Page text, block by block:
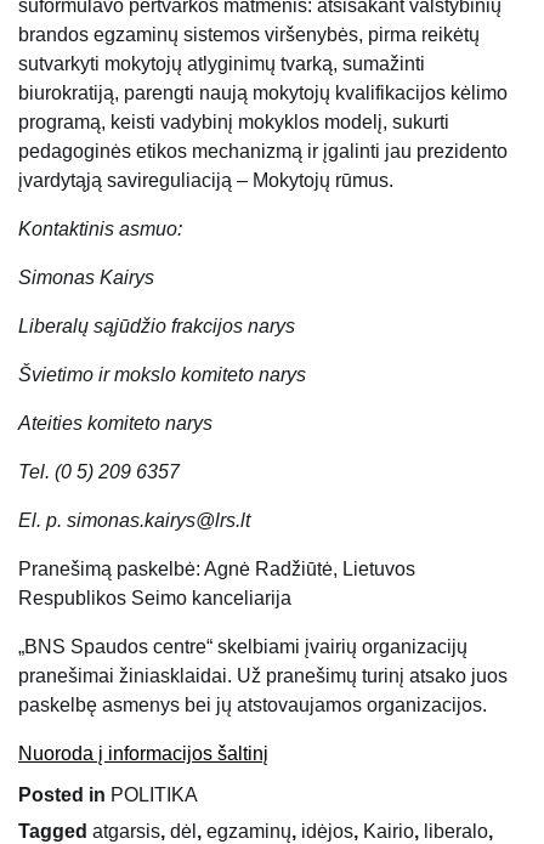
suformulavo pertvarkos matmenis: atsisakant valstybinių
brandos egzaminų sistemos viršenybės, pirma reikėtų
sutvarkyti mokytojų atlyginimų tvarką, sumažinti
biurokratiją, parengti naują mokytojų kvalifikacijos kėlimo
programą, keisti vadybinį mokyklos modelį, sukurti
pedagoginės etikos mechanizmą ir įgalinti jau prezidento
įvardytąją savireguliaciją – Mokytojų rūmus.
Kontaktinis asmuo:
Simonas Kairys
Liberalų sąjūdžio frakcijos narys
Švietimo ir mokslo komiteto narys
Ateities komiteto narys
Tel. (0 5) 209 6357
El. p. simonas.kairys@lrs.lt
Pranešimą paskelbė: Agnė Radžiūtė, Lietuvos
Respublikos Seimo kanceliarija
„BNS Spaudos centre“ skelbiami įvairių organizacijų
pranešimai žiniasklaidai. Už pranešimų turinį atsako juos
paskelbę asmenys bei jų atstovaujamos organizacijos.
Nuoroda į informacijos šaltinį
Posted in POLITIKA
Tagged atgarsis, dėl , egzaminų, idėjos, Kairio, liberalo,